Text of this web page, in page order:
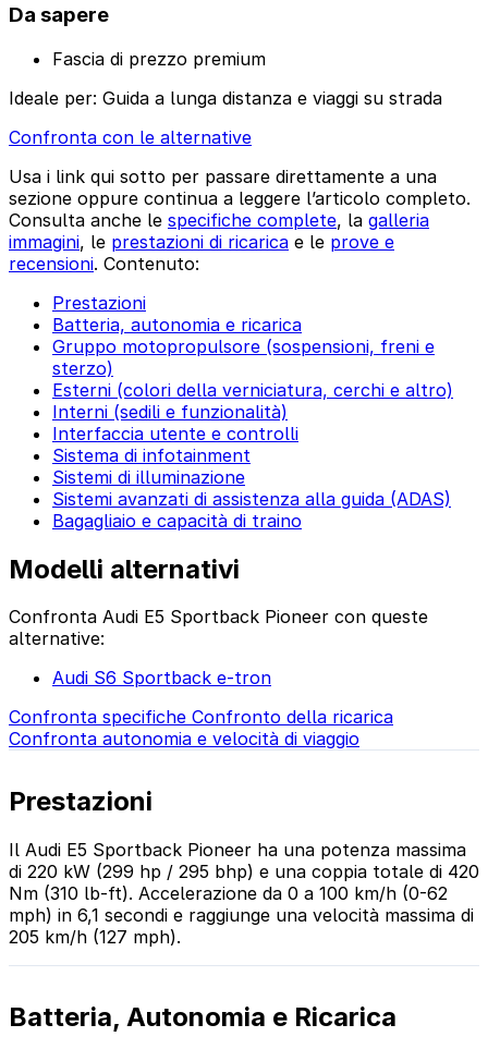
Da sapere
Fascia di prezzo premium
Ideale per: Guida a lunga distanza e viaggi su strada
Confronta con le alternative
Usa i link qui sotto per passare direttamente a una
sezione oppure continua a leggere l’articolo completo.
Consulta anche le specifiche complete, la galleria
immagini, le prestazioni di ricarica e le prove e
recensioni. Contenuto:
Prestazioni
Batteria, autonomia e ricarica
Gruppo motopropulsore (sospensioni, freni e
sterzo)
Esterni (colori della verniciatura, cerchi e altro)
Interni (sedili e funzionalità)
Interfaccia utente e controlli
Sistema di infotainment
Sistemi di illuminazione
Sistemi avanzati di assistenza alla guida (ADAS)
Bagagliaio e capacità di traino
Modelli alternativi
Confronta Audi E5 Sportback Pioneer con queste
alternative:
Audi S6 Sportback e-tron
Confronta specifiche Confronto della ricarica
Confronta autonomia e velocità di viaggio
Prestazioni
Il Audi E5 Sportback Pioneer ha una potenza massima
di 220 kW (299 hp / 295 bhp) e una coppia totale di 420
Nm (310 lb-ft). Accelerazione da 0 a 100 km/h (0-62
mph) in 6,1 secondi e raggiunge una velocità massima di
205 km/h (127 mph).
Batteria, Autonomia e Ricarica